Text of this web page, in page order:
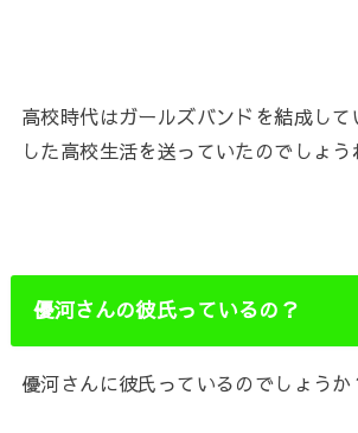
高校時代はガールズバンドを結成し
した高校生活を送っていたのでしょう
優河さんの彼氏っているの？
優河さんに彼氏っているのでしょうか